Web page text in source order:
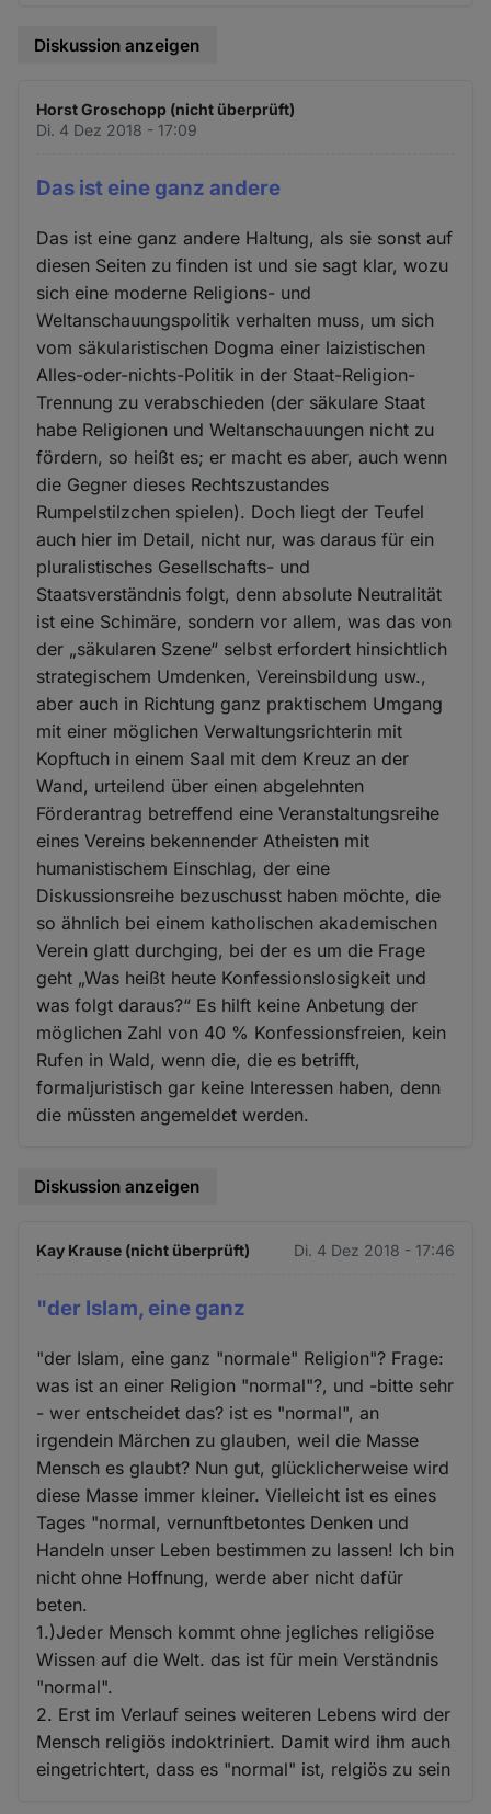
Diskussion anzeigen
Horst Groschopp (nicht überprüft)
Di. 4 Dez 2018 - 17:09
Das ist eine ganz andere
Das ist eine ganz andere Haltung, als sie sonst auf
diesen Seiten zu finden ist und sie sagt klar, wozu
sich eine moderne Religions- und
Weltanschauungspolitik verhalten muss, um sich
vom säkularistischen Dogma einer laizistischen
Alles-oder-nichts-Politik in der Staat-Religion-
Trennung zu verabschieden (der säkulare Staat
habe Religionen und Weltanschauungen nicht zu
fördern, so heißt es; er macht es aber, auch wenn
die Gegner dieses Rechtszustandes
Rumpelstilzchen spielen). Doch liegt der Teufel
auch hier im Detail, nicht nur, was daraus für ein
pluralistisches Gesellschafts- und
Staatsverständnis folgt, denn absolute Neutralität
ist eine Schimäre, sondern vor allem, was das von
der „säkularen Szene“ selbst erfordert hinsichtlich
strategischem Umdenken, Vereinsbildung usw.,
aber auch in Richtung ganz praktischem Umgang
mit einer möglichen Verwaltungsrichterin mit
Kopftuch in einem Saal mit dem Kreuz an der
Wand, urteilend über einen abgelehnten
Förderantrag betreffend eine Veranstaltungsreihe
eines Vereins bekennender Atheisten mit
humanistischem Einschlag, der eine
Diskussionsreihe bezuschusst haben möchte, die
so ähnlich bei einem katholischen akademischen
Verein glatt durchging, bei der es um die Frage
geht „Was heißt heute Konfessionslosigkeit und
was folgt daraus?“ Es hilft keine Anbetung der
möglichen Zahl von 40 % Konfessionsfreien, kein
Rufen in Wald, wenn die, die es betrifft,
formaljuristisch gar keine Interessen haben, denn
die müssten angemeldet werden.
Diskussion anzeigen
Kay Krause (nicht überprüft) Di. 4 Dez 2018 - 17:46
"der Islam, eine ganz
"der Islam, eine ganz "normale" Religion"? Frage:
was ist an einer Religion "normal"?, und -bitte sehr
- wer entscheidet das? ist es "normal", an
irgendein Märchen zu glauben, weil die Masse
Mensch es glaubt? Nun gut, glücklicherweise wird
diese Masse immer kleiner. Vielleicht ist es eines
Tages "normal, vernunftbetontes Denken und
Handeln unser Leben bestimmen zu lassen! Ich bin
nicht ohne Hoffnung, werde aber nicht dafür
beten.
1.)Jeder Mensch kommt ohne jegliches religiöse
Wissen auf die Welt. das ist für mein Verständnis
"normal".
2. Erst im Verlauf seines weiteren Lebens wird der
Mensch religiös indoktriniert. Damit wird ihm auch
eingetrichtert, dass es "normal" ist, relgiös zu sein